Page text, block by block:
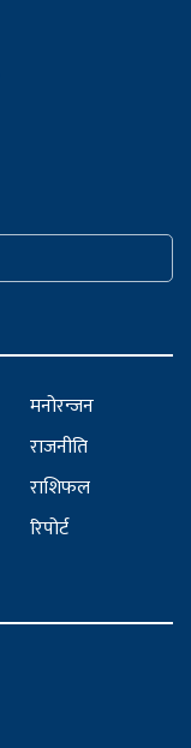
मनोरन्जन
राजनीति
राशिफल
रिपोर्ट